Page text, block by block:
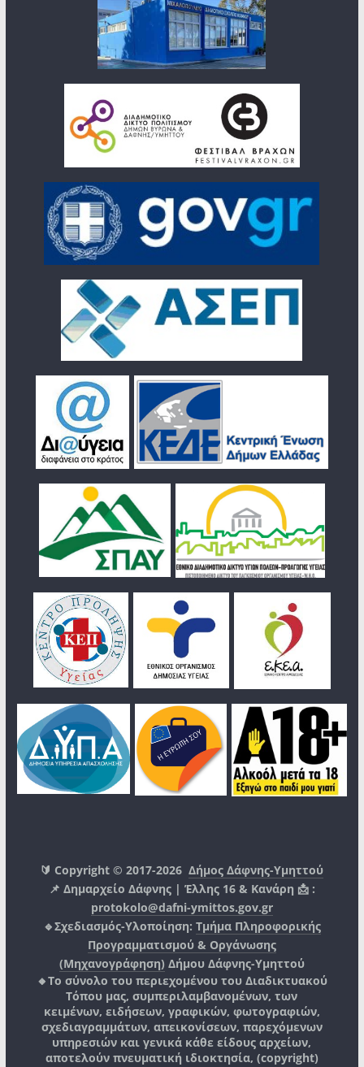
🔰 Copyright © 2017-2026Δήμος Δάφνης-Υμηττού
📌 Δημαρχείο Δάφνης | Έλλης 16 & Κανάρη 📩 :
protokolo@dafni-ymittos.gov.gr
🔹Σχεδιασμός-Υλοποίηση: Τμήμα Πληροφορικής
Προγραμματισμού & Οργάνωσης
(Μηχανογράφηση) Δήμου Δάφνης-Υμηττού
🔸Το σύνολο του περιεχομένου του Διαδικτυακού
Τόπου μας, συμπεριλαμβανομένων, των
κειμένων, ειδήσεων, γραφικών, φωτογραφιών,
σχεδιαγραμμάτων, απεικονίσεων, παρεχόμενων
υπηρεσιών και γενικά κάθε είδους αρχείων,
αποτελούν πνευματική ιδιοκτησία, (copyright)